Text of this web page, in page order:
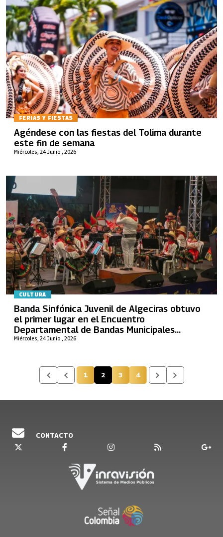
FERIAS Y FIESTAS
Miércoles, 24 Junio , 2026
Agéndese con las fiestas del Tolima durante
este fin de semana
CULTURA
Miércoles, 24 Junio , 2026
Banda Sinfónica Juvenil de Algeciras obtuvo
el primer lugar en el Encuentro
Departamental de Bandas Municipales
“Milcíades Chato Durán”
Página
1 Página actual
2 Página
3 Página
4
CONTACTO